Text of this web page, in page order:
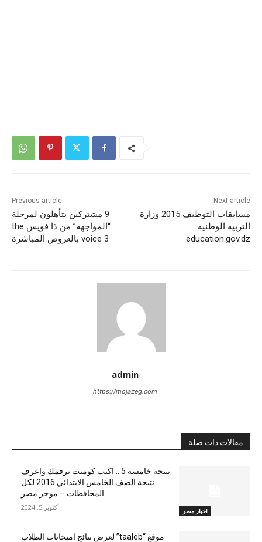
Previous article
9 مشتركين يتأهلون لمرحلة
“المواجهة” من ذا فويس the
voice 3 بالعروض المباشرة
Next article
مسابقات التوظيف 2015 وزارة
التربية الوطنية
education.gov.dz
admin
https://mojazeg.com
مقالات ذات صلة
اخبار مصر
نتيجة خامسة 5 .. اكتب كومنت برقمك واعرف
نتيجة الصف الخامس الابتدائي 2016 لكل
المحافظات – موجز مصر
أكتوبر 5, 2024
موقع “taaleb” لعرض نتائج امتحانات الطلاب